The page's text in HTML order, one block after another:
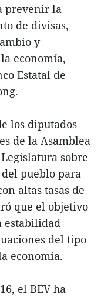
prevenir la
de divisas,
y
economía,
Estatal de
los diputados
de la Asamblea
sobre
pueblo para
altas tasas de
que el objetivo
estabilidad
del tipo
economía.
el BEV ha